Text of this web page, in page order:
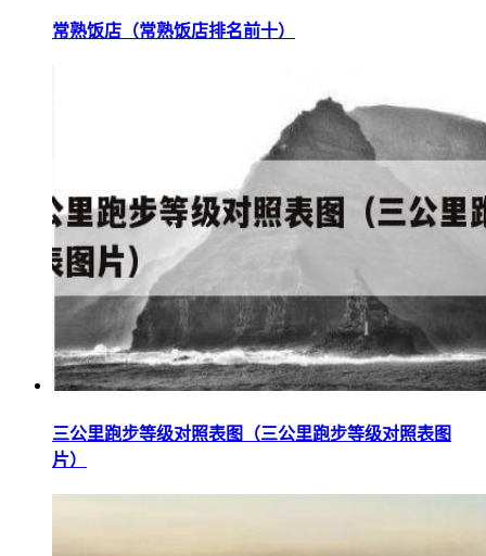
常熟饭店（常熟饭店排名前十）
三公里跑步等级对照表图（三公里跑步等级对照表图
片）